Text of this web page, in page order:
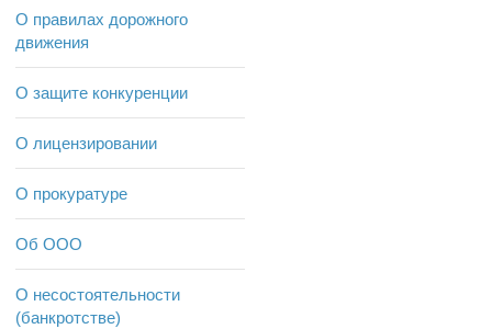
О правилах дорожного
движения
О защите конкуренции
О лицензировании
О прокуратуре
Об ООО
О несостоятельности
(банкротстве)